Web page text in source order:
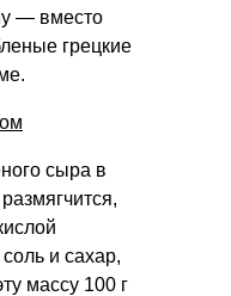
— вместо
грецкие
сыра в
и сахар,
массу 100 г